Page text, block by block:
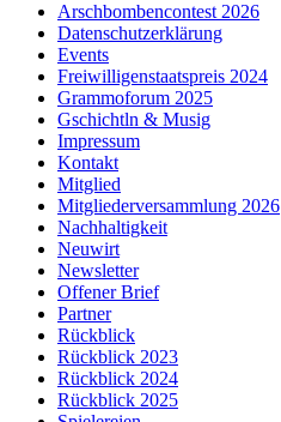
Arschbombencontest 2026
Datenschutzerklärung
Events
Freiwilligenstaatspreis 2024
Grammoforum 2025
Gschichtln & Musig
Impressum
Kontakt
Mitglied
Mitgliederversammlung 2026
Nachhaltigkeit
Neuwirt
Newsletter
Offener Brief
Partner
Rückblick
Rückblick 2023
Rückblick 2024
Rückblick 2025